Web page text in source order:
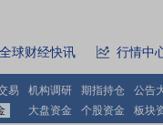
全球财经快讯 行情中
易 机构调研 期指持仓
公告
大盘资金 个股资金 板块